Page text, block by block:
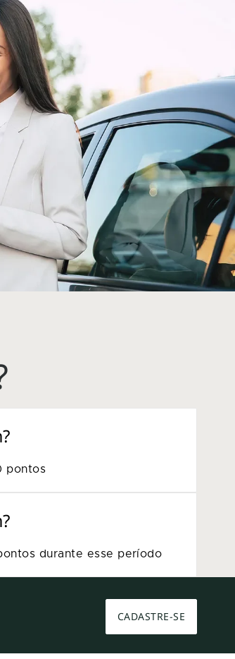
pontos
durante esse período
CADASTRE-SE